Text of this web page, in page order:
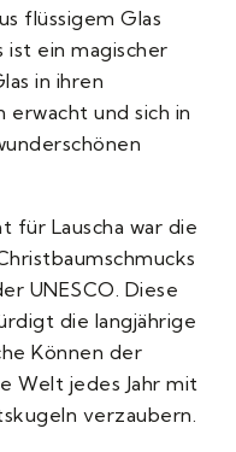
flüssigem Glas
ist ein magischer
in ihren
erwacht und sich in
für Lauscha war die
UNESCO. Diese
die langjährige
Können der
Welt jedes Jahr mit
verzaubern.